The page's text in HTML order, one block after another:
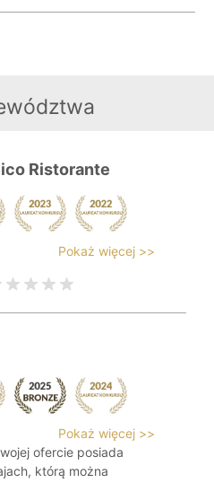
Ristorante
Pokaż więcej >>
Pokaż więcej >>
ofercie posiada
którą można